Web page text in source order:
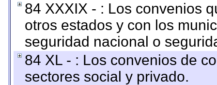
84 XXXIX - : Los convenios
otros estados y con los
seguridad nacional o
84 XL - : Los convenios de
sectores social y privado.